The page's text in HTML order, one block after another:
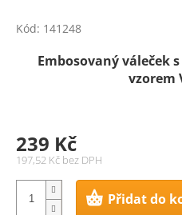
Embosovaný váleček
vzorem
197,52 Kč bez DPH
239 Kč
Přidat do
Kód: 141248